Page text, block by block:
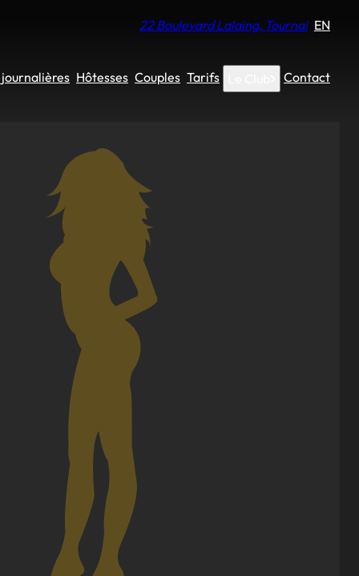
Hôtesses Couples Tarifs Contact
22 Boulevard Lalaing, Tournai EN